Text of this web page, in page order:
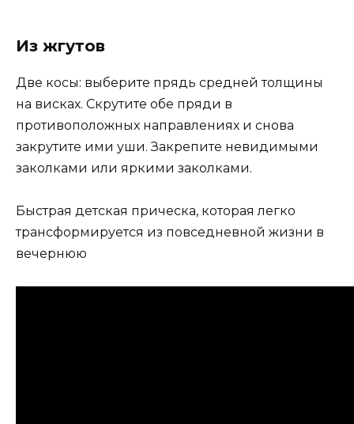
Из жгутов
Две косы: выберите прядь средней толщины
на висках. Скрутите обе пряди в
противоположных направлениях и снова
закрутите ими уши. Закрепите невидимыми
заколками или яркими заколками.
Быстрая детская прическа, которая легко
трансформируется из повседневной жизни в
вечернюю